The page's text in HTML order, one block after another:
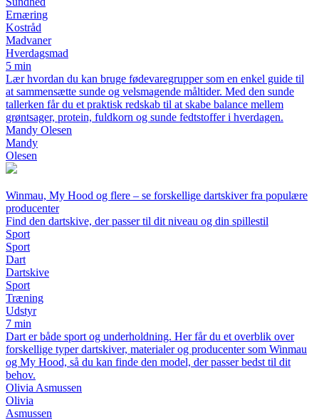
Ernæring
Kostråd
Madvaner
Hverdagsmad
5 min
Lær hvordan du kan bruge fødevaregrupper som en enkel guide til
at sammensætte sunde og velsmagende måltider. Med den sunde
tallerken får du et praktisk redskab til at skabe balance mellem
grøntsager, protein, fuldkorn og sunde fedtstoffer i hverdagen.
Mandy Olesen
Mandy
Olesen
Winmau, My Hood og flere – se forskellige dartskiver fra populære
producenter
Find den dartskive, der passer til dit niveau og din spillestil
Sport
Sport
Dart
Dartskive
Sport
Træning
Udstyr
7 min
Dart er både sport og underholdning. Her får du et overblik over
forskellige typer dartskiver, materialer og producenter som Winmau
og My Hood, så du kan finde den model, der passer bedst til dit
behov.
Olivia Asmussen
Olivia
Asmussen